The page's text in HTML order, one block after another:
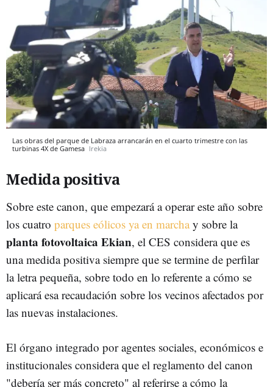
Las obras del parque de Labraza arrancarán en el cuarto trimestre con las
turbinas 4X de Gamesa Irekia
Medida positiva
Sobre este canon, que empezará a operar este año sobre
los cuatro parques eólicos ya en marchay sobre la
planta fotovoltaica Ekian, el CES considera que es
una medida positiva siempre que se termine de perfilar
la letra pequeña, sobre todo en lo referente a cómo se
aplicará esa recaudación sobre los vecinos afectados por
las nuevas instalaciones.
El órgano integrado por agentes sociales, económicos e
institucionales considera que el reglamento del canon
"debería ser más concreto" al referirse a cómo la